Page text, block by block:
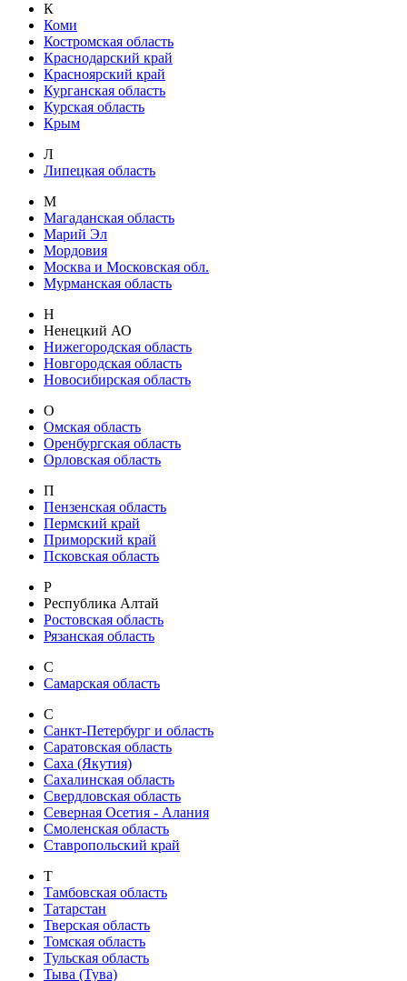
К
Коми
Костромская область
Краснодарский край
Красноярский край
Курганская область
Курская область
Крым
Л
Липецкая область
М
Магаданская область
Марий Эл
Мордовия
Москва и Московская обл.
Мурманская область
Н
Ненецкий АО
Нижегородская область
Новгородская область
Новосибирская область
О
Омская область
Оренбургская область
Орловская область
П
Пензенская область
Пермский край
Приморский край
Псковская область
Р
Республика Алтай
Ростовская область
Рязанская область
С
Самарская область
С
Санкт-Петербург и область
Саратовская область
Саха (Якутия)
Сахалинская область
Свердловская область
Северная Осетия - Алания
Смоленская область
Ставропольский край
Т
Тамбовская область
Татарстан
Тверская область
Томская область
Тульская область
Тыва (Тува)